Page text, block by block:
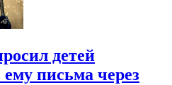
детей
письма через